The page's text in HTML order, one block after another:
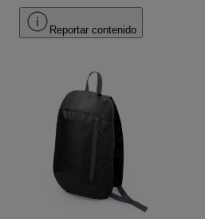
Reportar contenido